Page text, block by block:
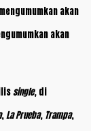
akan
akan
single, di
,La Prueba, Trampa,